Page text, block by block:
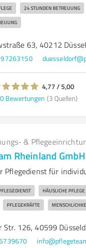
24 STUNDEN BETREUUNG
63, 40212
97263150
4,77 / 5,00
Bewertungen (3 Quellen)
&
Rheinland GmbH
Pflegedienst für
HÄUSLICHE PFLEGE
PFLEGEKRÄFTE
Str. 126, 40599